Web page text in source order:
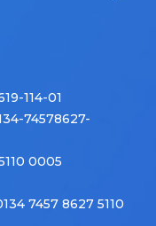
114-01
74578627-
0005
7457 8627 5110